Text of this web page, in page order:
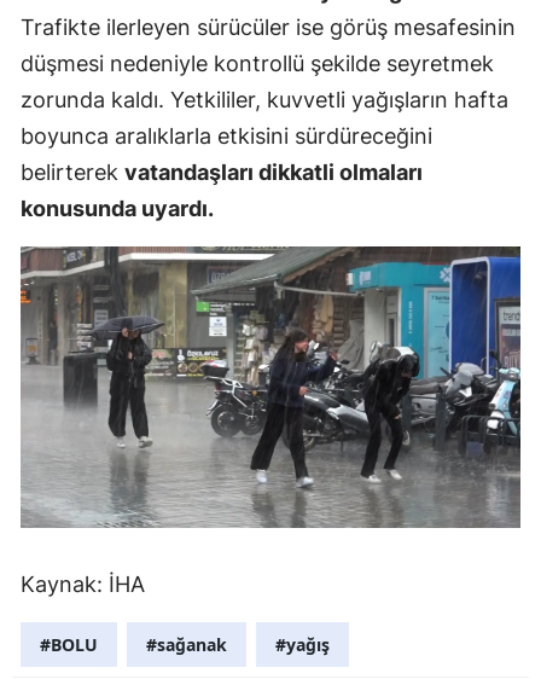
Hakkari
Hatay
İzmir
Kars
Kastamonu
Kayseri
Kırklareli
Kırşehir
Trafikte ilerleyen sürücüler ise görüş mesafesinin
düşmesi nedeniyle kontrollü şekilde seyretmek
zorunda kaldı. Yetkililer, kuvvetli yağışların hafta
boyunca aralıklarla etkisini sürdüreceğini
belirterek vatandaşları dikkatli olmaları
konusunda uyardı.
Kaynak: İHA
#BOLU #sağanak #yağış